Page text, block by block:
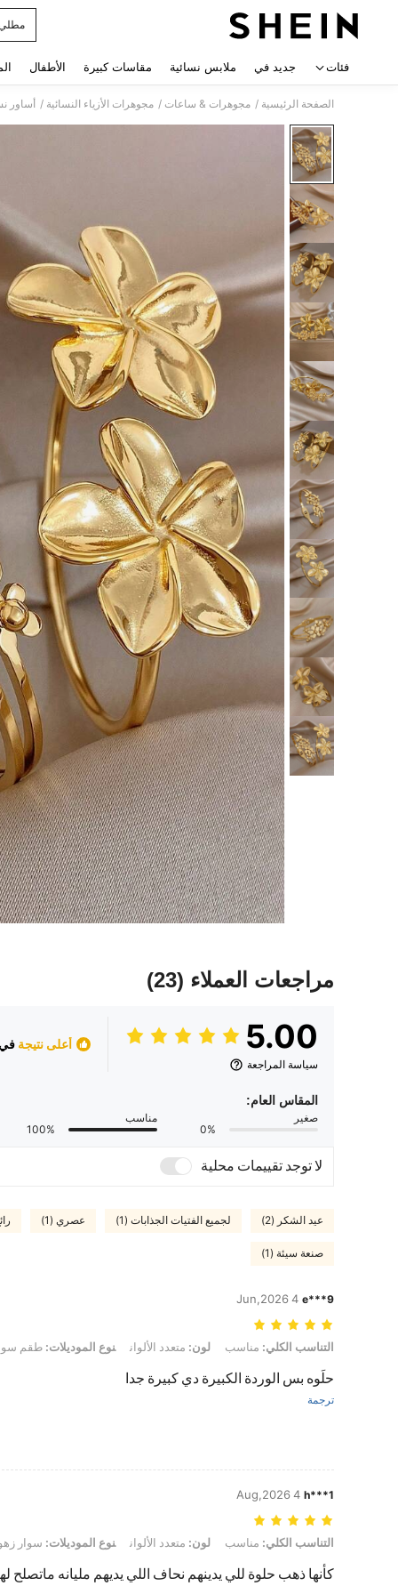
فئات جديد في ملابس نسائية مقاسات كبيرة الأطفال
الصفحة الرئيسية / مجوهرات & ساعات / مجوهرات الأزياء النسائية / أساور
مراجعات العملاء (23)
5.00
سياسة المراجعة
أعلى نتيجة في
المقاس العام:
صغير
0%
مناسب
100%
لا توجد تقييمات محلية
عيد الشكر (2) لجميع الفتيات الجذابات (1) عصري (1)
صنعة سيئة (1)
e***9
4 Jun,2026
التناسب الكلي: مناسب, لون: متعدد الألوان, نوع الموديلات: طقم سوارين
التناسب الكلي: مناسب لون: متعدد الألوان نوع الموديلات: طقم
حلَوه بس الوردة الكبيرة دي كبيرة جدا
ترجمة
h***1
4 Aug,2026
التناسب الكلي: مناسب, لون: متعدد الألوان, نوع الموديلات: سوار زهور واحد
التناسب الكلي: مناسب لون: متعدد الألوان نوع الموديلات: سوار
كأنها ذهب حلوة للي يدينهم نحاف اللي يديهم مليانه